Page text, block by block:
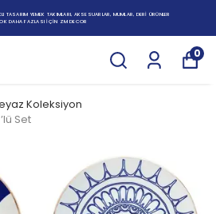
YEMEK TAKIMLARI, AKSESUARLAR, MUMLAR, DERİ ÜRÜNLER
DAHA FAZLASI İÇİN ZM DECOR
0
Koleksiyon
Set